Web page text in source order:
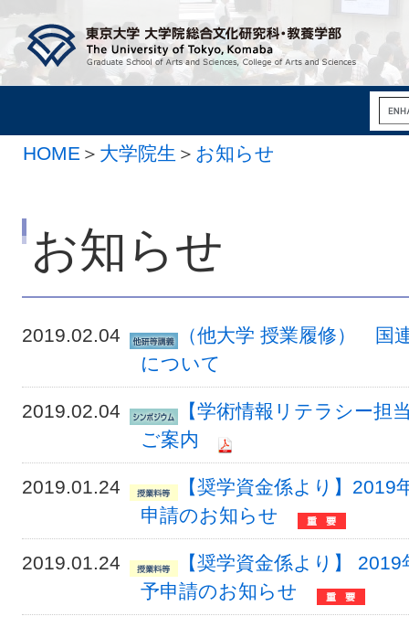
HOME ＞ 大学院生 ＞ お知らせ
お知らせ
2019.02.04
（他大学 授業履修） 国
について
2019.02.04
【学術情報リテラシー担
ご案内
2019.01.24
【奨学資金係より】
申請のお知らせ
2019.01.24
【奨学資金係より】
予申請のお知らせ